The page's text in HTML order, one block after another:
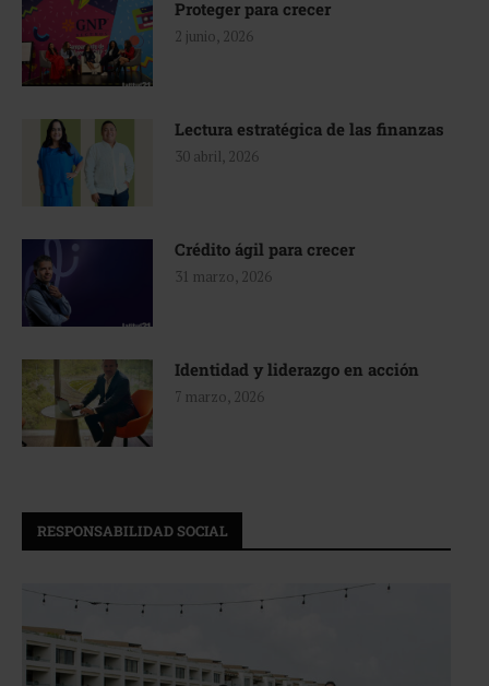
Proteger para crecer
2 junio, 2026
Lectura estratégica de las finanzas
30 abril, 2026
Crédito ágil para crecer
31 marzo, 2026
Identidad y liderazgo en acción
7 marzo, 2026
RESPONSABILIDAD SOCIAL